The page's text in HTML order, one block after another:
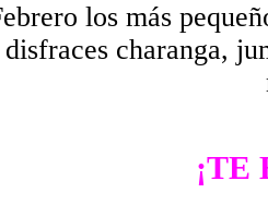
los más
charanga,
¡TE